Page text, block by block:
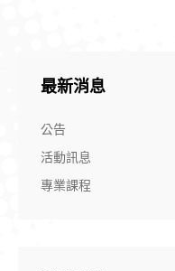
最新消息
公告
活動訊息
專業課程